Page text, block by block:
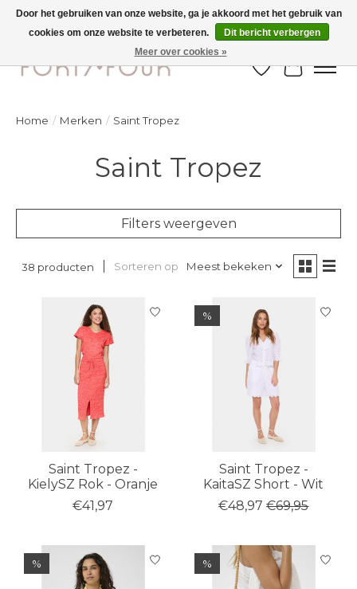
Ontdek de nieuwe najaarscollectie nu in de winkel - selectie online
Verlanglijst
Home / Merken / Saint Tropez
Saint Tropez
Filters weergeven
38 producten Sorteren op Meest bekeken
Saint Tropez -
KielySZ Rok - Oranje
€41,97
%
Saint Tropez -
KaitaSZ Short - Wit
€48,97 €69,95
% %
Door het gebruiken van onze website, ga je akkoord met het gebruik van
cookies om onze website te verbeteren.
Dit bericht verbergen
Meer over cookies »